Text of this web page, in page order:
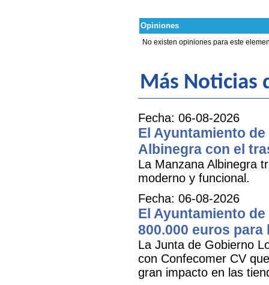
Opiniones
No existen opiniones para este
Más Noticias
Fecha: 06-08-2026
El Ayuntamiento
Albinegra con el
La Manzana Albinegra
moderno y funcional.
Fecha: 06-08-2026
El Ayuntamiento
800.000 euros
La Junta de Gobierno
con Confecomer CV
gran impacto en las